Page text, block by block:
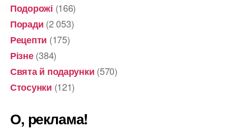
Подорожі (166)
Поради (2 053)
Рецепти (175)
Різне(384)
Свята й подарунки (570)
Стосунки (121)
О, реклама!